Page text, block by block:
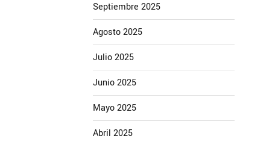
Septiembre 2025
Agosto 2025
Julio 2025
Junio 2025
Mayo 2025
Abril 2025